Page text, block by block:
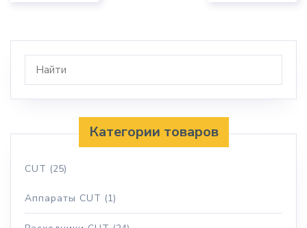
Категории товаров
CUT (25)
Аппараты CUT (1)